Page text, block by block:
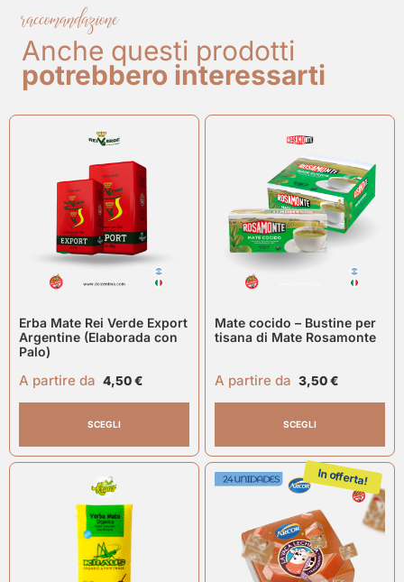
raccomandazione
Anche questi prodotti
potrebbero interessarti
Erba Mate Rei Verde Export
Argentine (Elaborada con
Palo)
A partire da 4,50€
SCEGLI
Mate cocido – Bustine per
tisana di Mate Rosamonte
A partire da 3,50€
SCEGLI
In offerta!